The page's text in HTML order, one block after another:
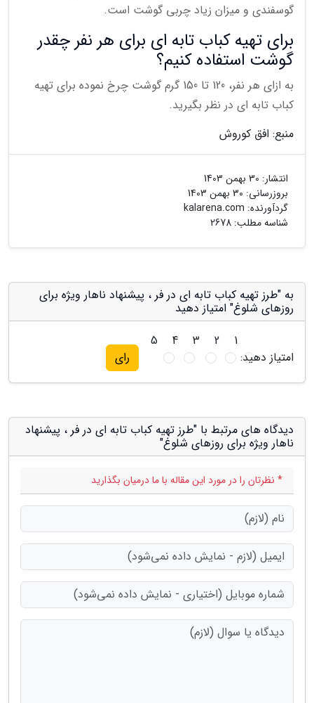
گوسفندی و میزان زیاد چربی گوشت است.
برای تهیه کباب تابه ای برای هر نفر چقدر
گوشت استفاده کنیم؟
به ازای هر نفر، 120 تا 150 گرم گوشت چرخ نموده برای تهیه
کباب تابه ای در نظر بگیرید.
منبع: افق کوروش
انتشار: 30 بهمن 1403
بروزرسانی: 30 بهمن 1403
گردآورنده: kalarena.com
شناسه مطلب: 2678
به "طرز تهیه کباب تابه ای در فر ، پیشنهاد ناهار ویژه برای
روزهای شلوغ" امتیاز دهید
امتیاز دهید:
1
2
3
4
5
رای
دیدگاه های مرتبط با "طرز تهیه کباب تابه ای در فر ، پیشنهاد
ناهار ویژه برای روزهای شلوغ"
* نظرتان را در مورد این مقاله با ما درمیان بگذارید